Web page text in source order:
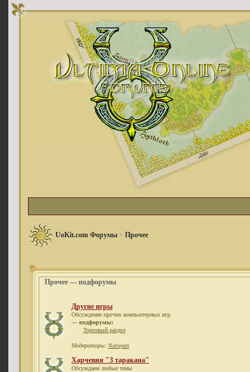
UoKit.com Форумы> Прочее
Прочее — подфорумы
Другие игры
Обсуждение прочих компьютерных игр.
— подфорумы:
Торговый раздел
Модераторы: Narayan
Харчевня "3 таракана"
Обсуждаем любые темы